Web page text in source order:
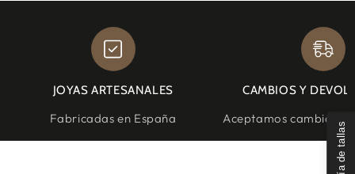
Guía de tallas
JOYAS ARTESANALES
Fabricadas en España
CAMBIOS Y
Aceptamos cambios y